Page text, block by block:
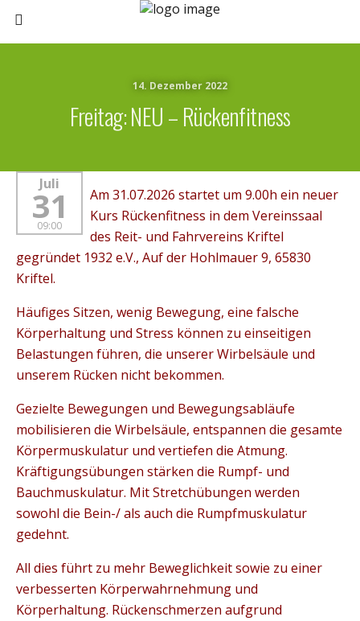
14. Dezember 2022
Freitag: NEU – Rückenfitness
Juli
31
09:00
Am 31.07.2026 startet um 9.00h ein neuer
Kurs Rückenfitness in dem Vereinssaal
des Reit- und Fahrvereins Kriftel
gegründet 1932 e.V., Auf der Hohlmauer 9, 65830
Kriftel.
Häufiges Sitzen, wenig Bewegung, eine falsche
Körperhaltung und Stress können zu einseitigen
Belastungen führen, die unserer Wirbelsäule und
unserem Rücken nicht bekommen.
Gezielte Bewegungen und Bewegungsabläufe
mobilisieren die Wirbelsäule, entspannen die gesamte
Körpermuskulatur und vertiefen die Atmung.
Kräftigungsübungen stärken die Rumpf- und
Bauchmuskulatur. Mit Stretchübungen werden
sowohl die Bein-/ als auch die Rumpfmuskulatur
gedehnt.
All dies führt zu mehr Beweglichkeit sowie zu einer
verbesserten Körperwahrnehmung und
Körperhaltung. Rückenschmerzen aufgrund